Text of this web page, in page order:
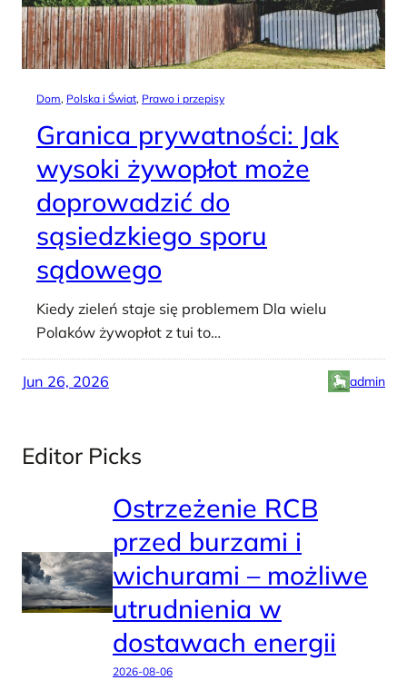
Dom, Polska i Świat, Prawo i przepisy
Granica prywatności: Jak
wysoki żywopłot może
doprowadzić do
sąsiedzkiego sporu
sądowego
Kiedy zieleń staje się problemem Dla wielu
Polaków żywopłot z tui to…
Jun 26, 2026 admin
Editor Picks
Ostrzeżenie RCB
przed burzami i
wichurami – możliwe
utrudnienia w
dostawach energii
2026-08-06